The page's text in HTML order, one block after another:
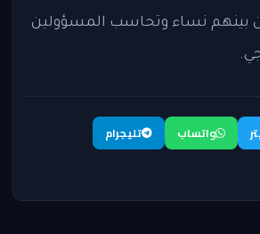
نساء وتحاسب المسؤولين
واتساب
تليجرام